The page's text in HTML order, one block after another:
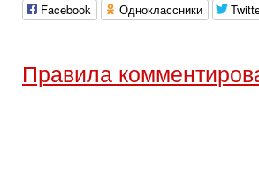
Facebook Одноклассники
Правила